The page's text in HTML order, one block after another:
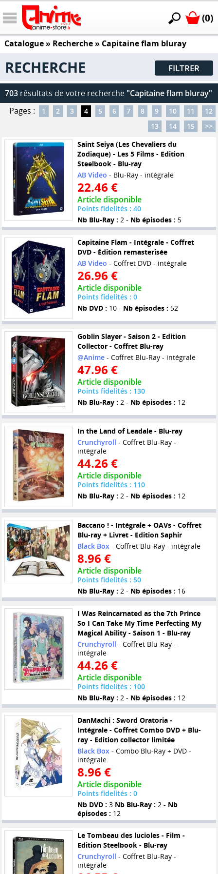
(0)
Catalogue» Recherche » Capitaine flam bluray
RECHERCHE FILTRER
703 résultats de votre recherche "Capitaine flam bluray"
Pages :
1 2 3 4 5 6 7 8 9 10 11
12
13
14 15
>>
Saint Seiya (Les Chevaliers du
Zodiaque) - Les 5 Films - Edition
Steelbook - Blu-ray
AB Video - Blu-Ray - intégrale
22.46 €
Article disponible
Points fidelités : 40
Nb Blu-Ray : 2 - Nb épisodes : 5
Capitaine Flam - Intégrale - Coffret
DVD - Édition remasterisée
AB Video - Coffret DVD - intégrale
26.96 €
Article disponible
Points fidelités : 0
Nb DVD : 10 - Nb épisodes : 52
Goblin Slayer - Saison 2 - Edition
Collector - Coffret Blu-ray
@Anime- Coffret Blu-Ray - intégrale
47.96 €
Article disponible
Points fidelités : 130
Nb Blu-Ray : 2 - Nb épisodes : 12
In the Land of Leadale - Blu-ray
Crunchyroll - Coffret Blu-Ray -
intégrale
44.26 €
Article disponible
Points fidelités : 110
Nb Blu-Ray : 2 - Nb épisodes : 12
Baccano ! - Intégrale + OAVs - Coffret
Blu-ray + Livret - Edition Saphir
Black Box - Coffret Blu-Ray - intégrale
8.96 €
Article disponible
Points fidelités : 50
Nb Blu-Ray : 2 - Nb épisodes : 16
I Was Reincarnated as the 7th Prince
So I Can Take My Time Perfecting My
Magical Ability - Saison 1 - Blu-ray
Crunchyroll - Coffret Blu-Ray -
intégrale
44.26 €
Article disponible
Points fidelités : 100
Nb Blu-Ray : 2 - Nb épisodes : 12
DanMachi : Sword Oratoria -
Intégrale - Coffret Combo DVD + Blu-
ray - Edition collector limitée
Black Box - Combo Blu-Ray + DVD -
intégrale
8.96 €
Article disponible
Points fidelités : 0
Nb DVD : 3 Nb Blu-Ray : 2 - Nb
épisodes : 12
Le Tombeau des lucioles - Film -
Edition Steelbook - Blu-ray
Crunchyroll - Coffret Blu-Ray -
intégrale